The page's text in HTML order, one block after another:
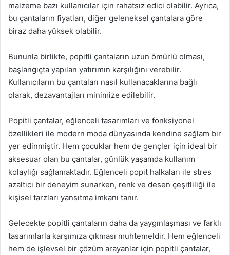
malzeme bazı kullanıcılar için rahatsız edici olabilir. Ayrıca,
bu çantaların fiyatları, diğer geleneksel çantalara göre
biraz daha yüksek olabilir.
Bununla birlikte, popitli çantaların uzun ömürlü olması,
başlangıçta yapılan yatırımın karşılığını verebilir.
Kullanıcıların bu çantaları nasıl kullanacaklarına bağlı
olarak, dezavantajları minimize edilebilir.
Popitli çantalar, eğlenceli tasarımları ve fonksiyonel
özellikleri ile modern moda dünyasında kendine sağlam bir
yer edinmiştir. Hem çocuklar hem de gençler için ideal bir
aksesuar olan bu çantalar, günlük yaşamda kullanım
kolaylığı sağlamaktadır. Eğlenceli popit halkaları ile stres
azaltıcı bir deneyim sunarken, renk ve desen çeşitliliği ile
kişisel tarzları yansıtma imkanı tanır.
Gelecekte popitli çantaların daha da yaygınlaşması ve farklı
tasarımlarla karşımıza çıkması muhtemeldir. Hem eğlenceli
hem de işlevsel bir çözüm arayanlar için popitli çantalar,